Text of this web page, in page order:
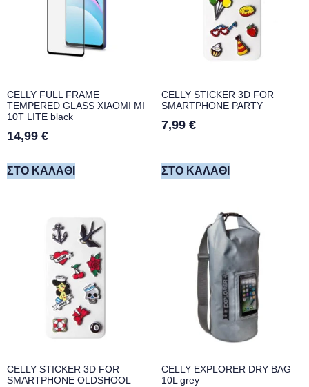
CELLY FULL FRAME
TEMPERED GLASS XIAOMI MI
10T LITE black
14,99 €
ΣΤΟ ΚΑΛΆΘΙ
CELLY STICKER 3D FOR
SMARTPHONE PARTY
7,99 €
ΣΤΟ ΚΑΛΆΘΙ
CELLY STICKER 3D FOR
SMARTPHONE OLDSHOOL
CELLY EXPLORER DRY BAG
10L grey